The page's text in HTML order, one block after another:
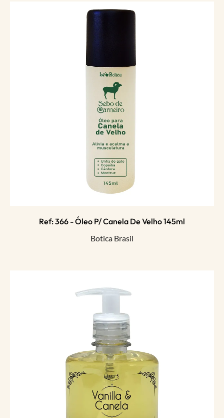
Ref: 366 - Óleo P/ Canela De Velho 145ml
Botica Brasil